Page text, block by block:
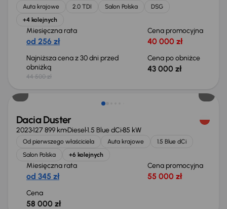
Auta krajowe 2.0 TDI Salon Polska
DSG
+4 kolejnych
Miesięczna rata
od 256 zł
Cena promocyjna
40 000 zł
Najniższa cena z 30 dni przed
obniżką
44 500 zł
Cena po obniżce
43 000 zł
Możliwość odliczenia VAT
Dacia Duster
2023127 899 kmDiesel1.5 Blue dCi85 kW
Od pierwszego właściciela Auta krajowe
1.5 Blue dCi
Salon Polska
+6 kolejnych
Miesięczna rata
od 345 zł
Cena promocyjna
55 000 zł
Cena
58 000 zł